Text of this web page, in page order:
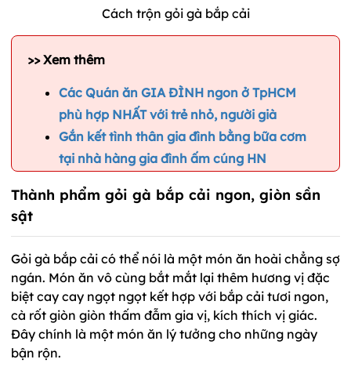
Cách trộn gỏi gà bắp cải
>> Xem thêm
Các Quán ăn GIA ĐÌNH ngon ở TpHCM
phù hợp NHẤT với trẻ nhỏ, người già
Gắn kết tình thân gia đình bằng bữa cơm
tại nhà hàng gia đình ấm cúng HN
Thành phẩm gỏi gà bắp cải ngon, giòn sần
sật
Gỏi gà bắp cải có thể nói là một món ăn hoài chẳng sợ
ngán. Món ăn vô cùng bắt mắt lại thêm hương vị đặc
biệt cay cay ngọt ngọt kết hợp với bắp cải tươi ngon,
cà rốt giòn giòn thấm đẫm gia vị, kích thích vị giác.
Đây chính là một món ăn lý tưởng cho những ngày
bận rộn.